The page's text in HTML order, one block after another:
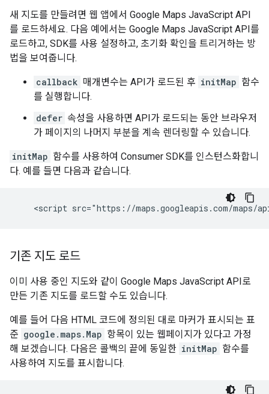
새 지도를 만들려면 웹 앱에서 Google Maps JavaScript API
를 로드하세요. 다음 예에서는 Google Maps JavaScript API를
로드하고, SDK를 사용 설정하고, 초기화 확인을 트리거하는 방
법을 보여줍니다.
callback 매개변수는 API가 로드된 후 initMap 함수
를 실행합니다.
defer 속성을 사용하면 API가 로드되는 동안 브라우저
가 페이지의 나머지 부분을 계속 렌더링할 수 있습니다.
initMap 함수를 사용하여 Consumer SDK를 인스턴스화합니
다. 예를 들면 다음과 같습니다.
기존 지도 로드
이미 사용 중인 지도와 같이 Google Maps JavaScript API로
만든 기존 지도를 로드할 수도 있습니다.
예를 들어 다음 HTML 코드에 정의된 대로 마커가 표시되는 표
준 google.maps.Map 항목이 있는 웹페이지가 있다고 가정
해 보겠습니다. 다음은 콜백의 끝에 동일한 initMap 함수를
사용하여 지도를 표시합니다.